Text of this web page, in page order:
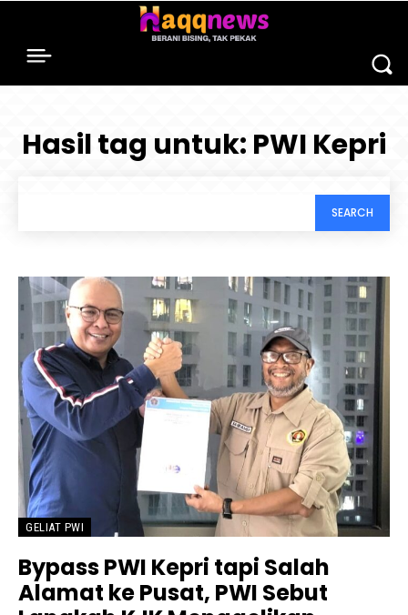
Hasil tag untuk: PWI Kepri
SEARCH
GELIAT PWI
Bypass PWI Kepri tapi Salah
Alamat ke Pusat, PWI Sebut